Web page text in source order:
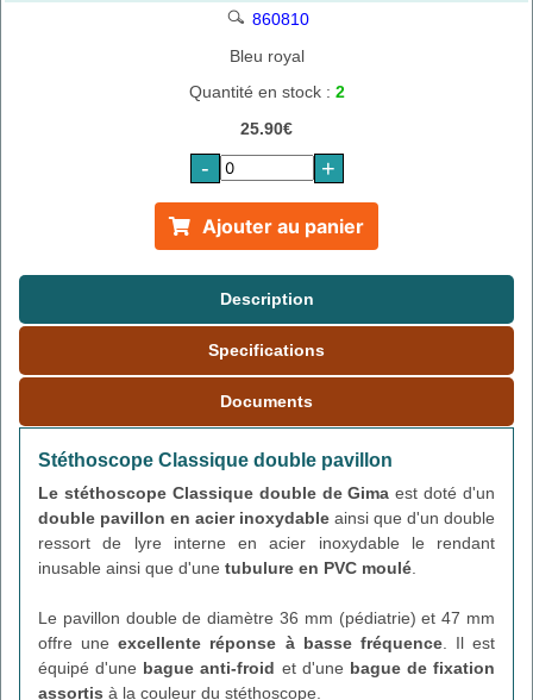
860810
Bleu royal
Quantité en stock : 2
25.90€
- +
Ajouter au panier
Description
Specifications
Documents
Stéthoscope Classique double pavillon
Le stéthoscope Classique double de Gimaest doté d'un
double pavillon en acier inoxydable ainsi que d'un double
ressort de lyre interne en acier inoxydable le rendant
inusable ainsi que d'une tubulure en PVC moulé.
Le pavillon double de diamètre 36 mm (pédiatrie) et 47 mm
offre uneexcellente réponse à basse fréquence. Il est
équipé d'une bague anti-froid et d'une bague de fixation
assortis à la couleur du stéthoscope.